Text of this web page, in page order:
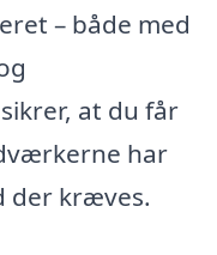
– både med
at du får
har
der kræves.